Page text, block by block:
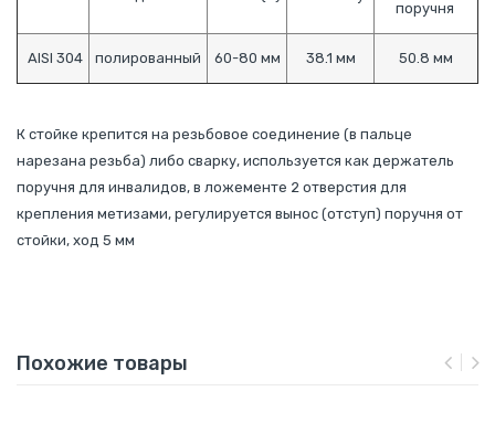
поручня
AISI 304 полированный 60-80 мм 38.1 мм 50.8 мм
К стойке крепится на резьбовое соединение (в пальце
нарезана резьба) либо сварку, используется как держатель
поручня для инвалидов, в ложементе 2 отверстия для
крепления метизами, регулируется вынос (отступ) поручня от
стойки, ход 5 мм
Похожие товары